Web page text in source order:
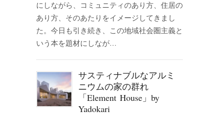
にしながら、コミュニティのあり方、住居の
あり方、そのあたりをイメージしてきまし
た。今日も引き続き、この地域社会圏主義と
いう本を題材にしなが…
サスティナブルなアルミ
ニウムの家の群れ
「Element House」by
Yadokari